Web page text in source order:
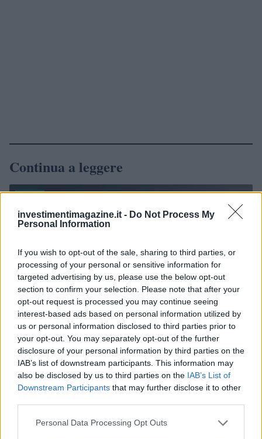
investimentimagazine.it - Do Not Process My
Personal Information
If you wish to opt-out of the sale, sharing to third parties, or
processing of your personal or sensitive information for
targeted advertising by us, please use the below opt-out
section to confirm your selection. Please note that after your
opt-out request is processed you may continue seeing
interest-based ads based on personal information utilized by
us or personal information disclosed to third parties prior to
your opt-out. You may separately opt-out of the further
disclosure of your personal information by third parties on the
IAB’s list of downstream participants. This information may
also be disclosed by us to third parties on the IAB’s List of
Downstream Participants that may further disclose it to other
Please note that this website/app uses one or more Google
Personal Data Processing Opt Outs
Continua a leggere
Petrolio in calo, Brent a 88.9 USD dopo un ribasso del 8.3%
Andrea Innocenti · 7 Ago 2026